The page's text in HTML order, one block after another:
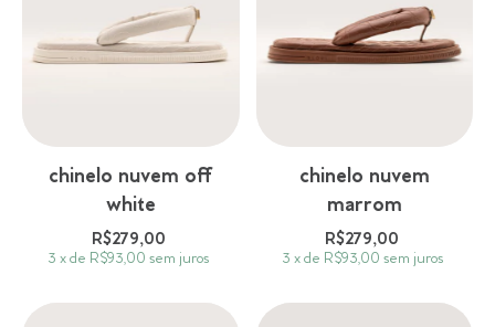
chinelo nuvem off
white
R$279,00
3 xde R$93,00 sem juros
chinelo nuvem
marrom
R$279,00
3 x de R$93,00 sem juros